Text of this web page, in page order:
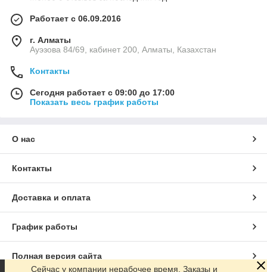
Работает с 06.09.2016
г. Алматы
Ауэзова 84/69, кабинет 200, Алматы, Казахстан
Контакты
Сегодня работает с 09:00 до 17:00
Показать весь график работы
О нас
Контакты
Доставка и оплата
График работы
Полная версия сайта
Сейчас у компании нерабочее время. Заказы и